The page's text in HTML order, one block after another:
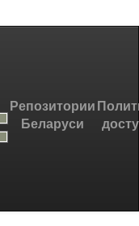
Репозитории
Беларуси